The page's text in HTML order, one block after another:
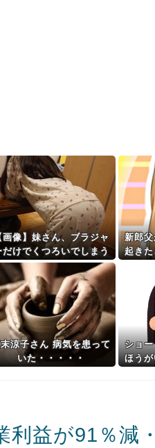
画像】妹さん、ブラジャ
だけでくつろいでしまう
ｗｗwｗｗｗｗｗｗｗｗ
新郎
起き
ピー
る私
涼子さん 病気を患って
いた・・・・・
ショ
ほう
益が91％減